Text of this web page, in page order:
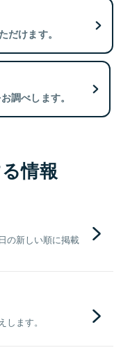
だけます。
調べします。
情報
の新しい順に掲載
ます。